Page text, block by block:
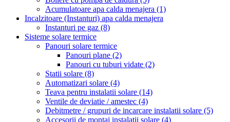
Acumulatoare apa calda menajera (1)
Incalzitoare (Instanturi) apa calda menajera
Instanturi pe gaz (8)
Sisteme solare termice
Panouri solare termice
Panouri plane (2)
Panouri cu tuburi vidate (2)
Statii solare (8)
Automatizari solare (4)
Teava pentru instalatii solare (14)
Ventile de deviatie / amestec (4)
Debitmetre / grupuri de incarcare instalatii solare (5)
Accesorii de montaj instalatii solare (4)